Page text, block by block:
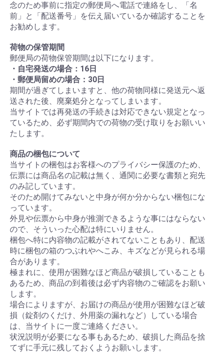
念のため事前に指定の郵便局へ電話で連絡をし、「名
前」と「配送番号」を伝え届いているか確認することを
お勧めします。
荷物の保管期間
郵便局の荷物保管期間は以下になります。
・自宅発送の場合：16日
・郵便局留めの場合：30日
期間が過ぎてしまいますと、他の荷物同様に発送元へ返
送された後、廃棄処分となってしまいます。
当サイトでは再発送の手続きは対応できない規定となっ
ているため、必ず期間内での荷物の受け取りをお願いい
たします。
商品の梱包について
当サイトの梱包はお客様へのプライバシー保護のため、
伝票には商品名の記載は無く、通関に必要な書類と宛先
のみ記しています。
そのため開けてみないと中身が何か分からない梱包にな
っています。
外見や伝票から中身が推測できるような事にはならない
ので、そういった心配は特にいりません。
梱包へ特に内容物の記載がされてないこともあり、配送
時に梱包の箱のつぶれやへこみ、キズなどが見られる場
合があります。
極まれに、使用が困難なほど商品が破損していることも
あるため、商品の到着後は必ず内容物のご確認をお願い
します。
場合によりますが、お届けの商品が使用が困難なほど破
損（錠剤のくだけ、外用薬の漏れなど）している場合
は、当サイトに一度ご連絡ください。
状況説明が必要になる事もあるため、破損した商品を捨
てずに手元に残しておくようお願いします。